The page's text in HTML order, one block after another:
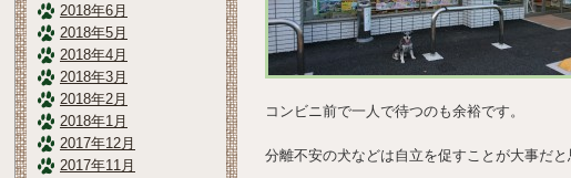
コンビニ前で一人で待つのも余裕です。
分離不安の犬などは自立を促すことが大事だと
2018年6月
2018年5月
2018年4月
2018年3月
2018年2月
2018年1月
2017年12月
2017年11月